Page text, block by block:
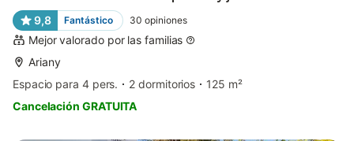
9,8 Fantástico 30 opiniones
Mejor valorado por las familias
Ariany
Espacio para 4 pers.
2 dormitorios
125 m²
Cancelación GRATUITA